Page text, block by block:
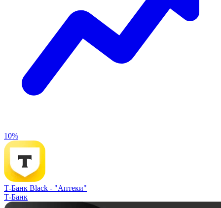
10%
Т-Банк Black - "Аптеки"
Т-Банк